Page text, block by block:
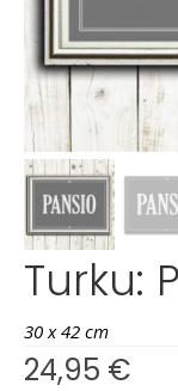
Turku:
30 x 42 cm
24,95 €